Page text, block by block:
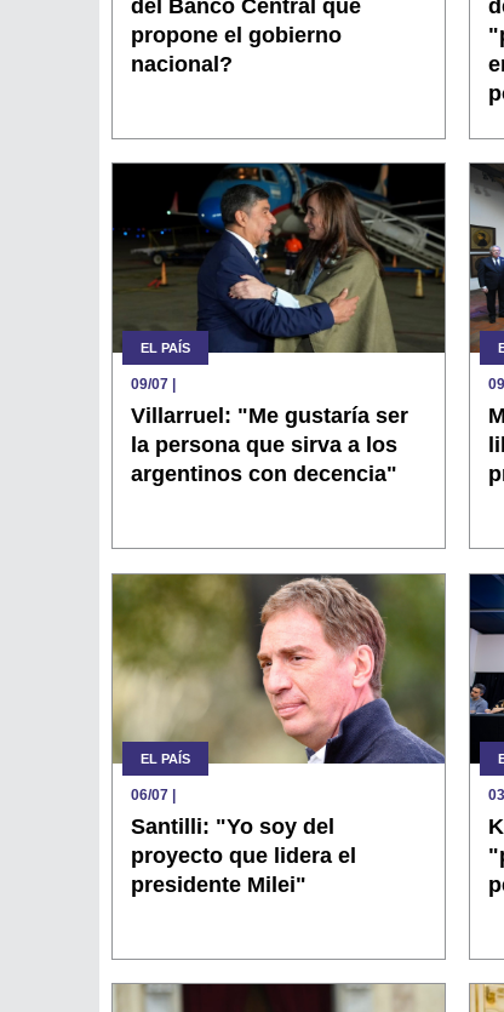
del Banco Central que
propone el gobierno
nacional?
EL PAÍS
09/07
Villarruel: "Me gustaría ser
la persona que sirva a los
argentinos con decencia"
EL PAÍS
06/07
Santilli: "Yo soy del
proyecto que lidera el
presidente Milei"